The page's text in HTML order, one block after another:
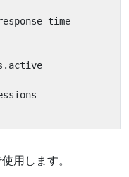
time
用します。